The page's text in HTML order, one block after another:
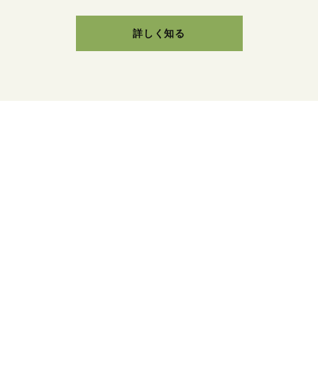
詳しく知る